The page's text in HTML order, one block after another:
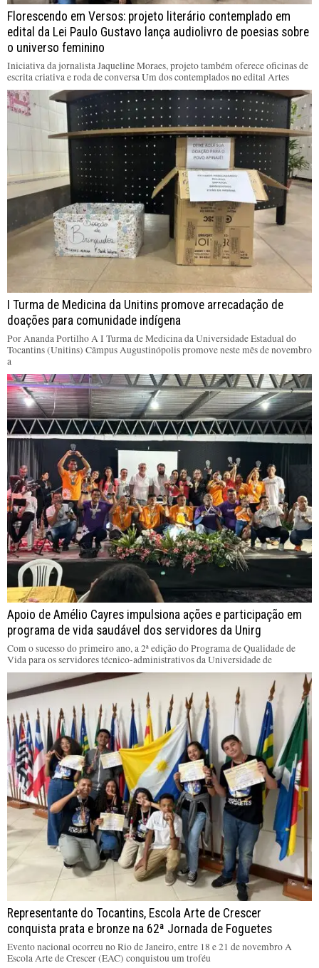
Florescendo em Versos: projeto literário contemplado em
edital da Lei Paulo Gustavo lança audiolivro de poesias sobre
o universo feminino
Iniciativa da jornalista Jaqueline Moraes, projeto também oferece oficinas de
escrita criativa e roda de conversa Um dos contemplados no edital Artes
I Turma de Medicina da Unitins promove arrecadação de
doações para comunidade indígena
Por Ananda Portilho A I Turma de Medicina da Universidade Estadual do
Tocantins (Unitins) Câmpus Augustinópolis promove neste mês de novembro
a
Apoio de Amélio Cayres impulsiona ações e participação em
programa de vida saudável dos servidores da Unirg
Com o sucesso do primeiro ano, a 2ª edição do Programa de Qualidade de
Vida para os servidores técnico-administrativos da Universidade de
Representante do Tocantins, Escola Arte de Crescer
conquista prata e bronze na 62ª Jornada de Foguetes
Evento nacional ocorreu no Rio de Janeiro, entre 18 e 21 de novembro A
Escola Arte de Crescer (EAC) conquistou um troféu